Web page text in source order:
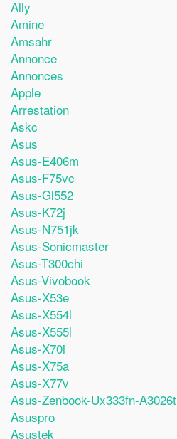
Ally
Amine
Amsahr
Annonce
Annonces
Apple
Arrestation
Askc
Asus
Asus-E406m
Asus-F75vc
Asus-Gl552
Asus-K72j
Asus-N751jk
Asus-Sonicmaster
Asus-T300chi
Asus-Vivobook
Asus-X53e
Asus-X554l
Asus-X555l
Asus-X70i
Asus-X75a
Asus-X77v
Asus-Zenbook-Ux333fn-A3026t
Asuspro
Asustek